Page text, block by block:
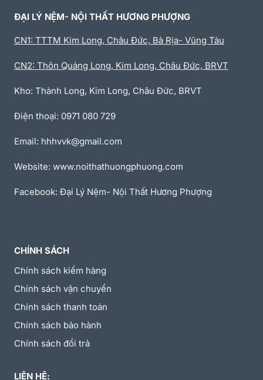
ĐẠI LÝ NỆM- NỘI THẤT HƯƠNG PHƯỢNG
CN1: TTTM Kim Long, Châu Đức, Bà Rịa- Vũng Tàu
CN2: Thôn Quảng Long, Kim Long, Châu Đức, BRVT
Kho: Thành Long, Kim Long, Châu Đức, BRVT
Điện thoại: 0971 080 729
Email: hhhvvk@gmail.com
Website: www.noithathuongphuong.com
Facebook: Đại Lý Nệm- Nội Thất Hương Phượng
CHÍNH SÁCH
Chính sách kiểm hàng
Chính sách vận chuyển
Chính sách thanh toán
Chính sách bảo hành
Chính sách đổi trả
LIÊN HỆ: